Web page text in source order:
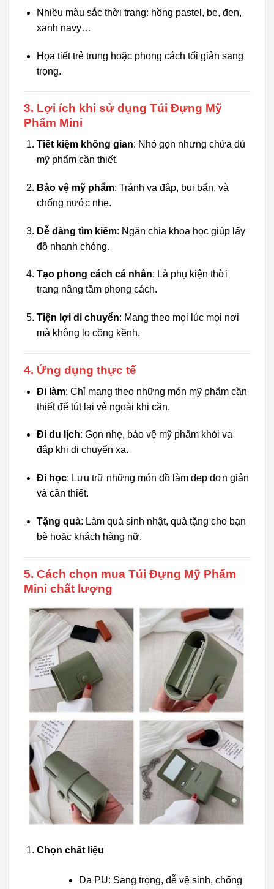
Nhiều màu sắc thời trang: hồng pastel, be, đen,
xanh navy…
Họa tiết trẻ trung hoặc phong cách tối giản sang
trọng.
3. Lợi ích khi sử dụng Túi Đựng Mỹ
Phẩm Mini
Tiết kiệm không gian: Nhỏ gọn nhưng chứa đủ
mỹ phẩm cần thiết.
Bảo vệ mỹ phẩm: Tránh va đập, bụi bẩn, và
chống nước nhẹ.
Dễ dàng tìm kiếm: Ngăn chia khoa học giúp lấy
đồ nhanh chóng.
Tạo phong cách cá nhân: Là phụ kiện thời
trang nâng tầm phong cách.
Tiện lợi di chuyển: Mang theo mọi lúc mọi nơi
mà không lo cồng kềnh.
4. Ứng dụng thực tế
Đi làm: Chỉ mang theo những món mỹ phẩm cần
thiết để tút lại vẻ ngoài khi cần.
Đi du lịch: Gọn nhẹ, bảo vệ mỹ phẩm khỏi va
đập khi di chuyển xa.
Đi học: Lưu trữ những món đồ làm đẹp đơn giản
và cần thiết.
Tặng quà: Làm quà sinh nhật, quà tặng cho bạn
bè hoặc khách hàng nữ.
5. Cách chọn mua Túi Đựng Mỹ Phẩm
Mini chất lượng
Chọn chất liệu
Da PU: Sang trọng, dễ vệ sinh, chống